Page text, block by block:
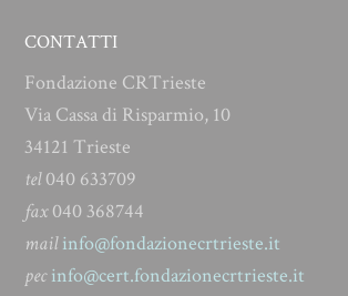
CONTATTI
Fondazione CRTrieste
Via Cassa di Risparmio, 10
34121 Trieste
tel040 633709
fax040 368744
mailinfo@fondazionecrtrieste.it
pecinfo@cert.fondazionecrtrieste.it